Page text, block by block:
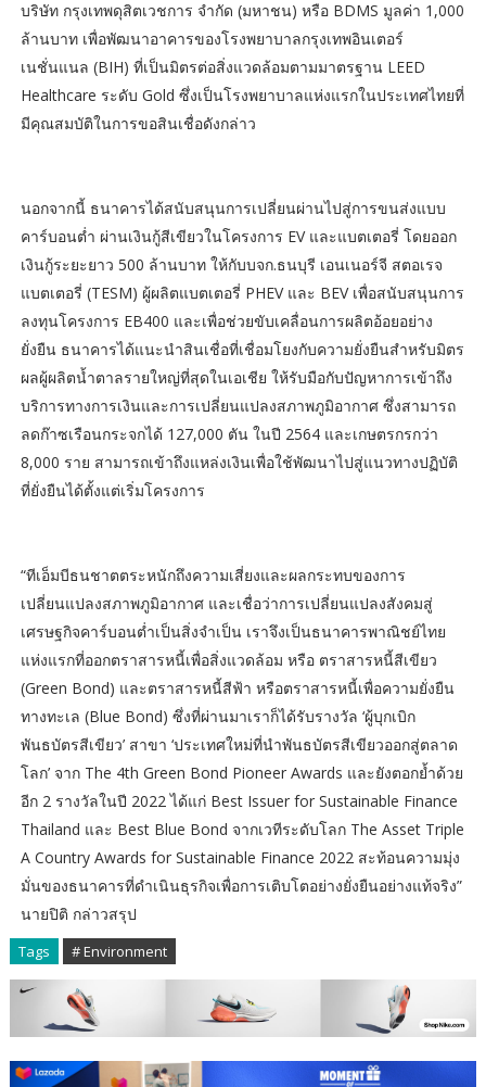
บริษัท กรุงเทพดุสิตเวชการ จำกัด (มหาชน) หรือ BDMS มูลค่า 1,000
ล้านบาท เพื่อพัฒนาอาคารของโรงพยาบาลกรุงเทพอินเตอร์
เนชั่นแนล (BIH) ที่เป็นมิตรต่อสิ่งแวดล้อมตามมาตรฐาน LEED
Healthcare ระดับ Gold ซึ่งเป็นโรงพยาบาลแห่งแรกในประเทศไทยที่
มีคุณสมบัติในการขอสินเชื่อดังกล่าว
นอกจากนี้ ธนาคารได้สนับสนุนการเปลี่ยนผ่านไปสู่การขนส่งแบบ
คาร์บอนต่ำ ผ่านเงินกู้สีเขียวในโครงการ EV และแบตเตอรี่ โดยออก
เงินกู้ระยะยาว 500 ล้านบาท ให้กับบจก.ธนบุรี เอนเนอร์จี สตอเรจ
แบตเตอรี่ (TESM) ผู้ผลิตแบตเตอรี่ PHEV และ BEV เพื่อสนับสนุนการ
ลงทุนโครงการ EB400 และเพื่อช่วยขับเคลื่อนการผลิตอ้อยอย่าง
ยั่งยืน ธนาคารได้แนะนำสินเชื่อที่เชื่อมโยงกับความยั่งยืนสำหรับมิตร
ผลผู้ผลิตน้ำตาลรายใหญ่ที่สุดในเอเชีย ให้รับมือกับปัญหาการเข้าถึง
บริการทางการเงินและการเปลี่ยนแปลงสภาพภูมิอากาศ ซึ่งสามารถ
ลดก๊าซเรือนกระจกได้ 127,000 ตัน ในปี 2564 และเกษตรกรกว่า
8,000 ราย สามารถเข้าถึงแหล่งเงินเพื่อใช้พัฒนาไปสู่แนวทางปฏิบัติ
ที่ยั่งยืนได้ตั้งแต่เริ่มโครงการ
“ทีเอ็มบีธนชาตตระหนักถึงความเสี่ยงและผลกระทบของการ
เปลี่ยนแปลงสภาพภูมิอากาศ และเชื่อว่าการเปลี่ยนแปลงสังคมสู่
เศรษฐกิจคาร์บอนต่ำเป็นสิ่งจำเป็น เราจึงเป็นธนาคารพาณิชย์ไทย
แห่งแรกที่ออกตราสารหนี้เพื่อสิ่งแวดล้อม หรือ ตราสารหนี้สีเขียว
(Green Bond) และตราสารหนี้สีฟ้า หรือตราสารหนี้เพื่อความยั่งยืน
ทางทะเล (Blue Bond) ซึ่งที่ผ่านมาเราก็ได้รับรางวัล ‘ผู้บุกเบิก
พันธบัตรสีเขียว’ สาขา ‘ประเทศใหม่ที่นำพันธบัตรสีเขียวออกสู่ตลาด
โลก’ จาก The 4th Green Bond Pioneer Awards และยังตอกย้ำด้วย
อีก 2 รางวัลในปี 2022 ได้แก่ Best Issuer for Sustainable Finance
Thailand และ Best Blue Bond จากเวทีระดับโลก The Asset Triple
A Country Awards for Sustainable Finance 2022 สะท้อนความมุ่ง
มั่นของธนาคารที่ดำเนินธุรกิจเพื่อการเติบโตอย่างยั่งยืนอย่างแท้จริง”
นายปิติ กล่าวสรุป
Tags # Environment